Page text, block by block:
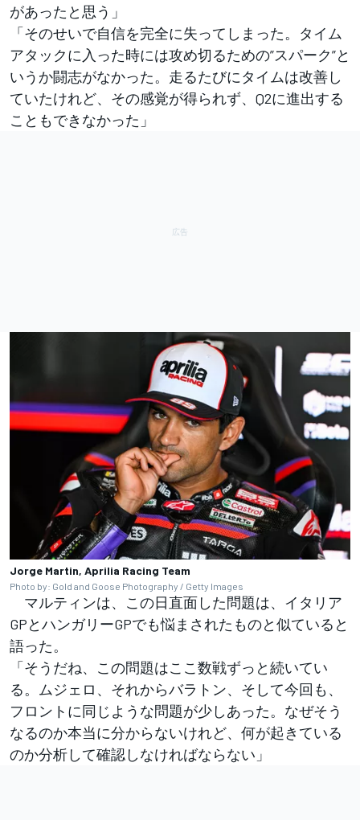
があったと思う」
「そのせいで自信を完全に失ってしまった。タイム
アタックに入った時には攻め切るための”スパーク”と
いうか闘志がなかった。走るたびにタイムは改善し
ていたけれど、その感覚が得られず、Q2に進出する
こともできなかった」
Jorge Martin, Aprilia Racing Team
Photo by: Gold and Goose Photography / Getty Images
マルティンは、この日直面した問題は、イタリア
GPとハンガリーGPでも悩まされたものと似ていると
語った。
「そうだね、この問題はここ数戦ずっと続いてい
る。ムジェロ、それからバラトン、そして今回も、
フロントに同じような問題が少しあった。なぜそう
なるのか本当に分からないけれど、何が起きている
のか分析して確認しなければならない」